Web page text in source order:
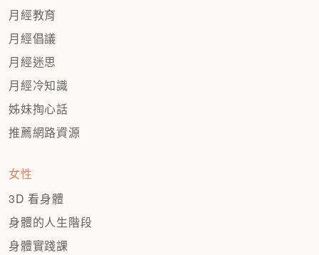
月經教育
月經倡議
月經迷思
月經冷知識
姊妹掏心話
推薦網路資源
女性
3D 看身體
身體的人生階段
身體實踐課